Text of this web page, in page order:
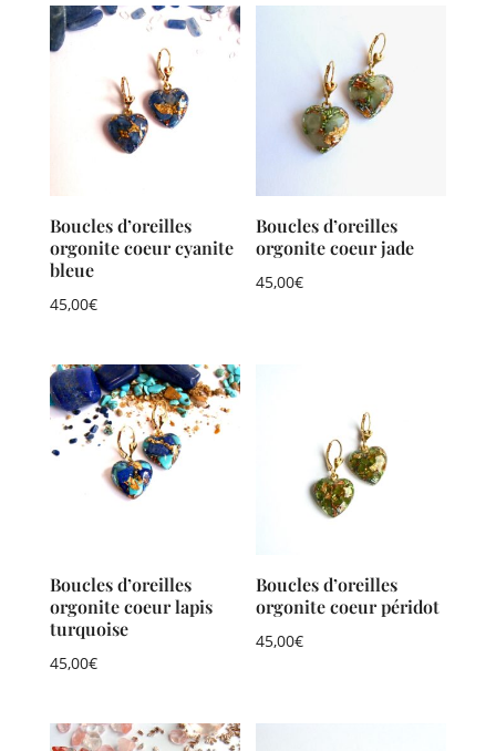
Boucles d’oreilles
orgonite coeur cyanite
bleue
45,00€
Boucles d’oreilles
orgonite coeur jade
45,00€
Boucles d’oreilles
orgonite coeur lapis
turquoise
45,00€
Boucles d’oreilles
orgonite coeur péridot
45,00€